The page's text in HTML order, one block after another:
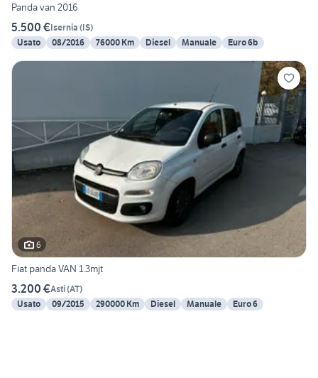
Panda van 2016
5.500 €Isernia (IS)
Usato
08/2016 76000 Km Diesel Manuale Euro 6b
6
Fiat panda VAN 1.3mjt
3.200 €Asti(AT)
Usato
09/2015 290000 Km Diesel Manuale Euro 6